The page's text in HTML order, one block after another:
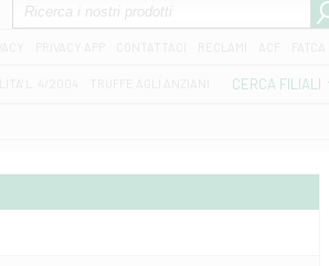
CERCA FILIALI